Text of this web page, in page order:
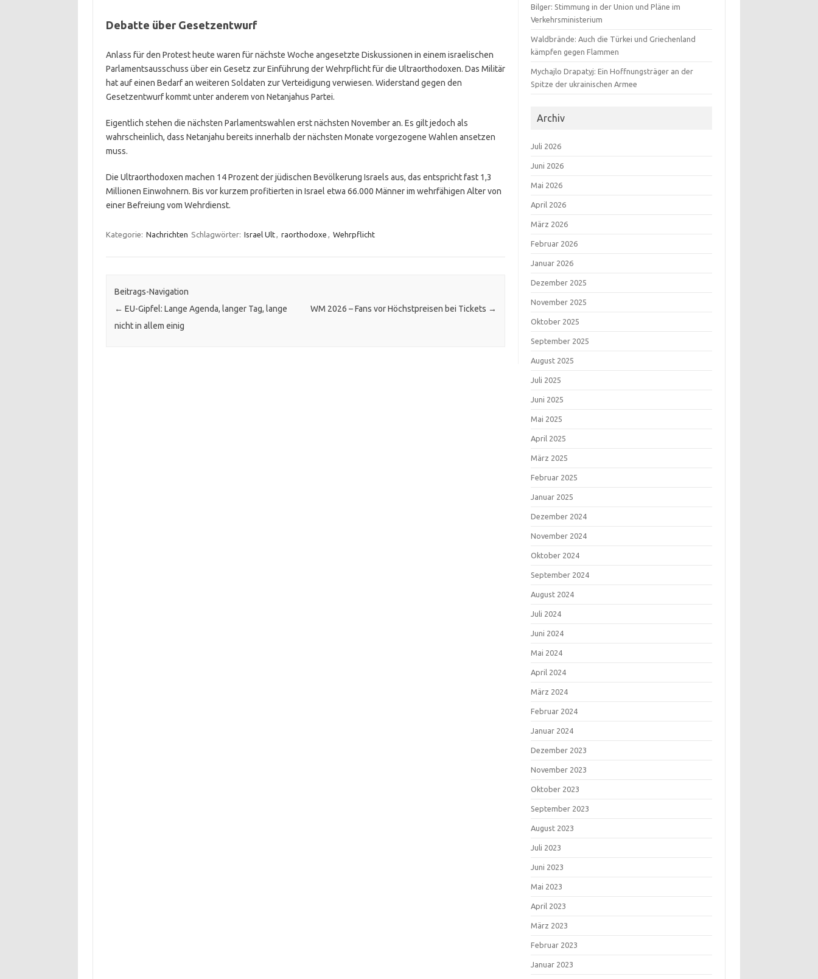
Debatte über Gesetzentwurf
Anlass für den Protest heute waren für nächste Woche angesetzte Diskussionen in einem israelischen
Parlamentsausschuss über ein Gesetz zur Einführung der Wehrpflicht für die Ultraorthodoxen. Das Militär
hat auf einen Bedarf an weiteren Soldaten zur Verteidigung verwiesen. Widerstand gegen den
Gesetzentwurf kommt unter anderem von Netanjahus Partei.
Eigentlich stehen die nächsten Parlamentswahlen erst nächsten November an. Es gilt jedoch als
wahrscheinlich, dass Netanjahu bereits innerhalb der nächsten Monate vorgezogene Wahlen ansetzen
muss.
Die Ultraorthodoxen machen 14 Prozent der jüdischen Bevölkerung Israels aus, das entspricht fast 1,3
Millionen Einwohnern. Bis vor kurzem profitierten in Israel etwa 66.000 Männer im wehrfähigen Alter von
einer Befreiung vom Wehrdienst.
Kategorie: Nachrichten Schlagwörter: Israel Ult, raorthodoxe , Wehrpflicht
Beitrags-Navigation
← EU-Gipfel: Lange Agenda, langer Tag, lange
nicht in allem einig
WM 2026 – Fans vor Höchstpreisen bei Tickets →
Bilger: Stimmung in der Union und Pläne im
Verkehrsministerium
Waldbrände: Auch die Türkei und Griechenland
kämpfen gegen Flammen
Mychajlo Drapatyj: Ein Hoffnungsträger an der
Spitze der ukrainischen Armee
Archiv
Juli 2026
Juni 2026
Mai 2026
April 2026
März 2026
Februar 2026
Januar 2026
Dezember 2025
November 2025
Oktober 2025
September 2025
August 2025
Juli 2025
Juni 2025
Mai 2025
April 2025
März 2025
Februar 2025
Januar 2025
Dezember 2024
November 2024
Oktober 2024
September 2024
August 2024
Juli 2024
Juni 2024
Mai 2024
April 2024
März 2024
Februar 2024
Januar 2024
Dezember 2023
November 2023
Oktober 2023
September 2023
August 2023
Juli 2023
Juni 2023
Mai 2023
April 2023
März 2023
Februar 2023
Januar 2023